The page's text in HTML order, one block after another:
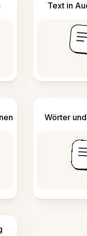
Text in
Wörter